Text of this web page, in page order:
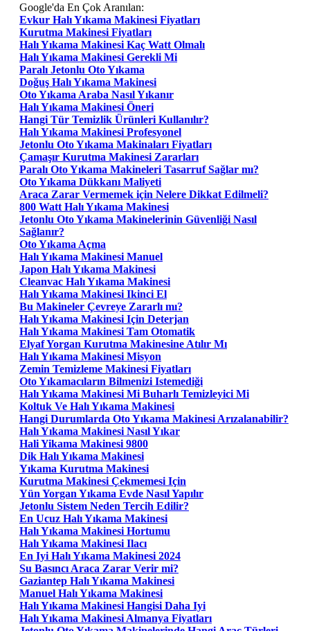
Google'da En Çok Aranılan:
Evkur Halı Yıkama Makinesi Fiyatları
Kurutma Makinesi Fiyatları
Halı Yıkama Makinesi Kaç Watt Olmalı
Halı Yıkama Makinesi Gerekli Mi
Paralı Jetonlu Oto Yıkama
Doğuş Halı Yıkama Makinesi
Oto Yıkama Araba Nasıl Yıkanır
Halı Yıkama Makinesi Öneri
Hangi Tür Temizlik Ürünleri Kullanılır?
Halı Yıkama Makinesi Profesyonel
Jetonlu Oto Yıkama Makinaları Fiyatları
Çamaşır Kurutma Makinesi Zararları
Paralı Oto Yıkama Makineleri Tasarruf Sağlar mı?
Oto Yıkama Dükkanı Maliyeti
Araca Zarar Vermemek için Nelere Dikkat Edilmeli?
800 Watt Halı Yıkama Makinesi
Jetonlu Oto Yıkama Makinelerinin Güvenliği Nasıl
Sağlanır?
Oto Yıkama Açma
Halı Yıkama Makinesi Manuel
Japon Halı Yıkama Makinesi
Cleanvac Halı Yıkama Makinesi
Halı Yıkama Makinesi Ikinci El
Bu Makineler Çevreye Zararlı mı?
Halı Yıkama Makinesi Için Deterjan
Halı Yıkama Makinesi Tam Otomatik
Elyaf Yorgan Kurutma Makinesine Atılır Mı
Halı Yıkama Makinesi Misyon
Zemin Temizleme Makinesi Fiyatları
Oto Yıkamacıların Bilmenizi Istemediği
Halı Yıkama Makinesi Mi Buharlı Temizleyici Mi
Koltuk Ve Halı Yıkama Makinesi
Hangi Durumlarda Oto Yıkama Makinesi Arızalanabilir?
Halı Yıkama Makinesi Nasıl Yıkar
Hali Yikama Makinesi 9800
Dik Halı Yıkama Makinesi
Yıkama Kurutma Makinesi
Kurutma Makinesi Çekmemesi Için
Yün Yorgan Yıkama Evde Nasıl Yapılır
Jetonlu Sistem Neden Tercih Edilir?
En Ucuz Halı Yıkama Makinesi
Halı Yıkama Makinesi Hortumu
Halı Yıkama Makinesi Ilacı
En Iyi Halı Yıkama Makinesi 2024
Su Basıncı Araca Zarar Verir mi?
Gaziantep Halı Yıkama Makinesi
Manuel Halı Yıkama Makinesi
Halı Yıkama Makinesi Hangisi Daha Iyi
Halı Yıkama Makinesi Almanya Fiyatları